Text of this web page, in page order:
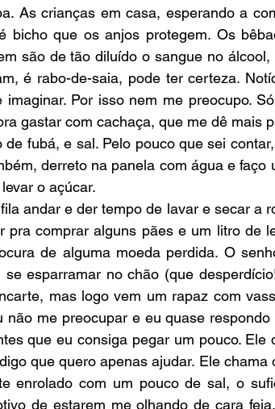
As crianças em casa, esperando a
bicho que os anjos protegem. Os
são de tão diluído o sangue no
é rabo-de-saia, pode ter certeza.
imaginar. Por isso nem me preocupo.
gastar com cachaça, que me dê mais
derreto na panela com água e faço
o açúcar.
pra comprar alguns pães e um litro de
de alguma moeda perdida. O
se esparramar no chão (que
mas logo vem um rapaz com
não me preocupar e eu quase
que eu consiga pegar um pouco.
que quero apenas ajudar. Ele
enrolado com um pouco de sal, o
de estarem me olhando de cara